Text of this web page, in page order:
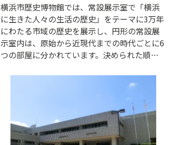
横浜市歴史博物館では、常設展示室で「横浜
に生きた人々の生活の歴史」をテーマに3万年
にわたる市域の歴史を展示し、円形の常設展
示室内は、原始から近現代までの時代ごとに6
つの部屋に分かれています。決められた順路
きます。その他、季節に応じて企画展示やワ
ークショップ、イベントを開催しています。
博物館に隣接して、国指定史跡「大塚・歳勝
土遺跡」を中心とした遺跡公園があり、弥生
時代の竪穴住居・環濠・墓地が復元されてい
ます。